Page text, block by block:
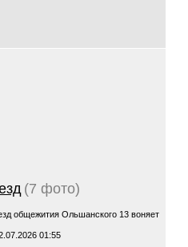
(7 фото)
общежития Ольшанского 13 воняет
01:55